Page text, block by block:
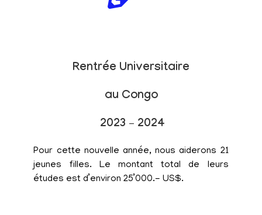
Rentrée Universitaire
au Congo
2023 – 2024
Pour cette nouvelle année, nous aiderons 21
jeunes filles. Le montant total de leurs
études est d’environ 25’000.- US$.